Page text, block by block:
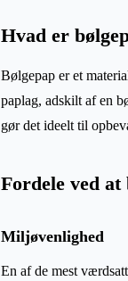
Hvad er
Bølgepap er et
paplag, adskilt af en
gør det ideelt til
Fordele ved at
Miljøvenlighed
En af de mest